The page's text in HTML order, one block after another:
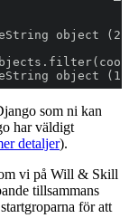
som ni kan
har väldigt
detaljer).
vi på Will & Skill
tillsammans
för att